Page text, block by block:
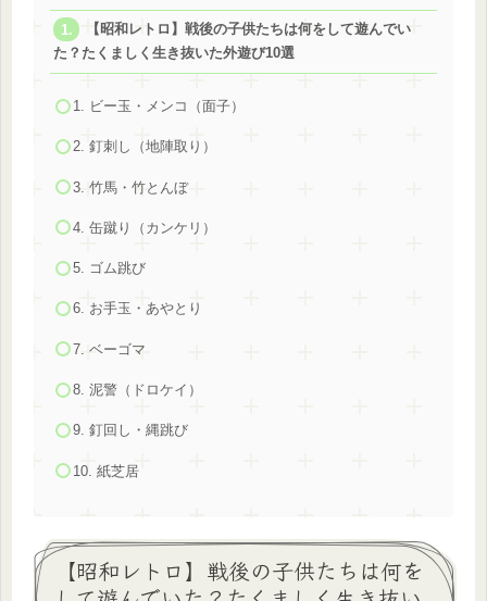
【昭和レトロ】戦後の子供たちは何をして遊んでい
た？たくましく生き抜いた外遊び10選
1. ビー玉・メンコ（面子）
2. 釘刺し（地陣取り）
3. 竹馬・竹とんぼ
4. 缶蹴り（カンケリ）
5. ゴム跳び
6. お手玉・あやとり
7. ベーゴマ
8. 泥警（ドロケイ）
9. 釘回し・縄跳び
10. 紙芝居
【昭和レトロ】戦後の子供たちは何を